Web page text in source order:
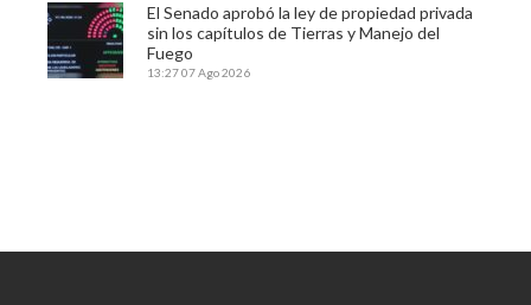
El Senado aprobó la ley de propiedad privada
sin los capítulos de Tierras y Manejo del
Fuego
13:2707 Ago 2026